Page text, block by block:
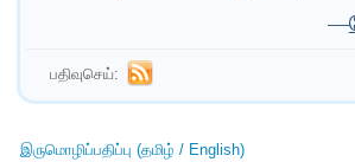
—
பதிவுசெய்:
இருமொழிப்பதிப்பு (தமிழ் / English)